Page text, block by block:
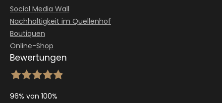
Social Media Wall
Nachhaltigkeit im Quellenhof
Boutiquen
Online-Shop
Bewertungen
96% von 100%